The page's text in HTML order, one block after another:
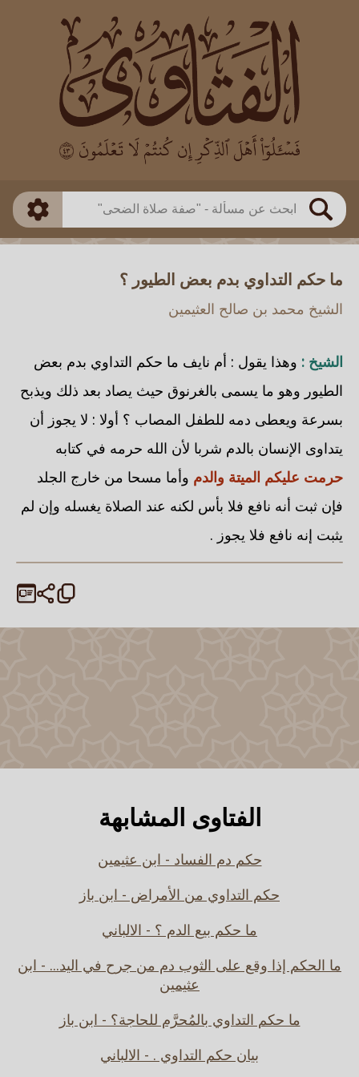
بحث
العالم
بن باز
بن العثيمين
اللجنة الدائمة
طريقة البحث
ذكي
ما حكم التداوي بدم بعض الطيور ؟
الشيخ محمد بن صالح العثيمين
الشيخ : وهذا يقول : أم نايف ما حكم التداوي بدم بعض
الطيور وهو ما يسمى بالغرنوق حيث يصاد بعد ذلك ويذبح
بسرعة ويعطى دمه للطفل المصاب ؟ أولا : لا يجوز أن
يتداوى الإنسان بالدم شربا لأن الله حرمه في كتابه
حرمت عليكم الميتة والدم وأما مسحا من خارج الجلد
فإن ثبت أنه نافع فلا بأس لكنه عند الصلاة يغسله وإن لم
يثبت إنه نافع فلا يجوز .
الفتاوى المشابهة
حكم دم الفساد - ابن عثيمين
حكم التداوي من الأمراض - ابن باز
ما حكم بيع الدم ؟ - الالباني
ما الحكم إذا وقع على الثوب دم من جرح في اليد... - ابن
عثيمين
ما حكم التداوي بالمُحرَّم للحاجة؟ - ابن باز
بيان حكم التداوي . - الالباني